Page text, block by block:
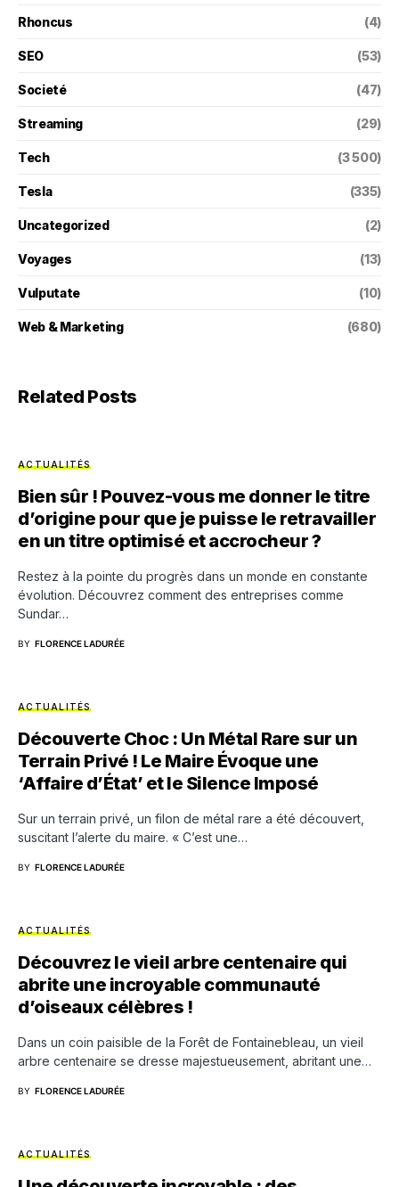
Rhoncus (4)
SEO (53)
Societé (47)
Streaming (29)
Tech (3 500)
Tesla (335)
Uncategorized (2)
Voyages (13)
Vulputate (10)
Web & Marketing (680)
Related Posts
ACTUALITÉS
Bien sûr ! Pouvez-vous me donner le titre
d’origine pour que je puisse le retravailler
en un titre optimisé et accrocheur ?
Restez à la pointe du progrès dans un monde en constante
évolution. Découvrez comment des entreprises comme
Sundar…
BY FLORENCE LADURÉE
ACTUALITÉS
Découverte Choc : Un Métal Rare sur un
Terrain Privé ! Le Maire Évoque une
‘Affaire d’État’ et le Silence Imposé
Sur un terrain privé, un filon de métal rare a été découvert,
suscitant l’alerte du maire. « C’est une…
BY FLORENCE LADURÉE
ACTUALITÉS
Découvrez le vieil arbre centenaire qui
abrite une incroyable communauté
d’oiseaux célèbres !
Dans un coin paisible de la Forêt de Fontainebleau, un vieil
arbre centenaire se dresse majestueusement, abritant une…
BY FLORENCE LADURÉE
ACTUALITÉS